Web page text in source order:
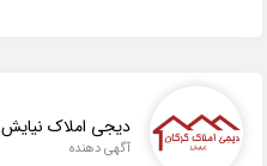
دیجی املاک نیایش
آگهی دهنده